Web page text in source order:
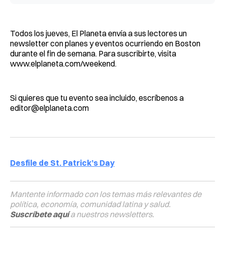
Todos los jueves, El Planeta envía a sus lectores un
newsletter con planes y eventos ocurriendo en Boston
durante el fin de semana. Para suscribirte, visita
www.elplaneta.com/weekend.
Si quieres que tu evento sea incluido, escríbenos a
editor@elplaneta.com
Desfile de St. Patrick’s Day
Mantente informado con los temas más relevantes de
política, economía, comunidad latina y salud.
Suscríbete aquía nuestros newsletters.